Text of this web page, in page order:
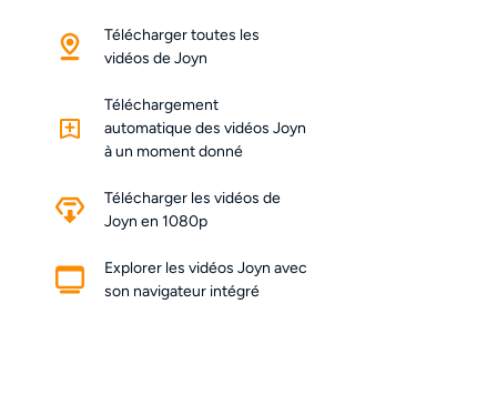
Télécharger toutes les
vidéos de Joyn
Téléchargement
automatique des vidéos Joyn
à un moment donné
Télécharger les vidéos de
Joyn en 1080p
Explorer les vidéos Joyn avec
son navigateur intégré